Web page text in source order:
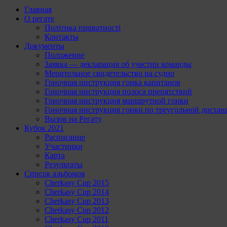
Главная
О регате
Політика приватності
Контакты
Документы
Положение
Заявка — декларация об участии команды
Мерительное свидетельство на судно
Гоночная инструкция гонка капитанов
Гоночная инструкция полоса препятствий
Гоночная инструкция маршрутной гонки
Гоночная инструкция гонки по треугольной
Вызов на Регату
Кубок 2021
Расписание
Участники
Карта
Результаты
Список альбомов
Cherkasy Cup 2015
Cherkasy Cup 2014
Cherkasy Cup 2013
Cherkasy Cup 2012
Cherkasy Cup 2011